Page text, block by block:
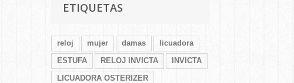
ETIQUETAS
reloj mujer damas
licuadora
ESTUFA
RELOJ INVICTA
INVICTA
LICUADORA OSTERIZER